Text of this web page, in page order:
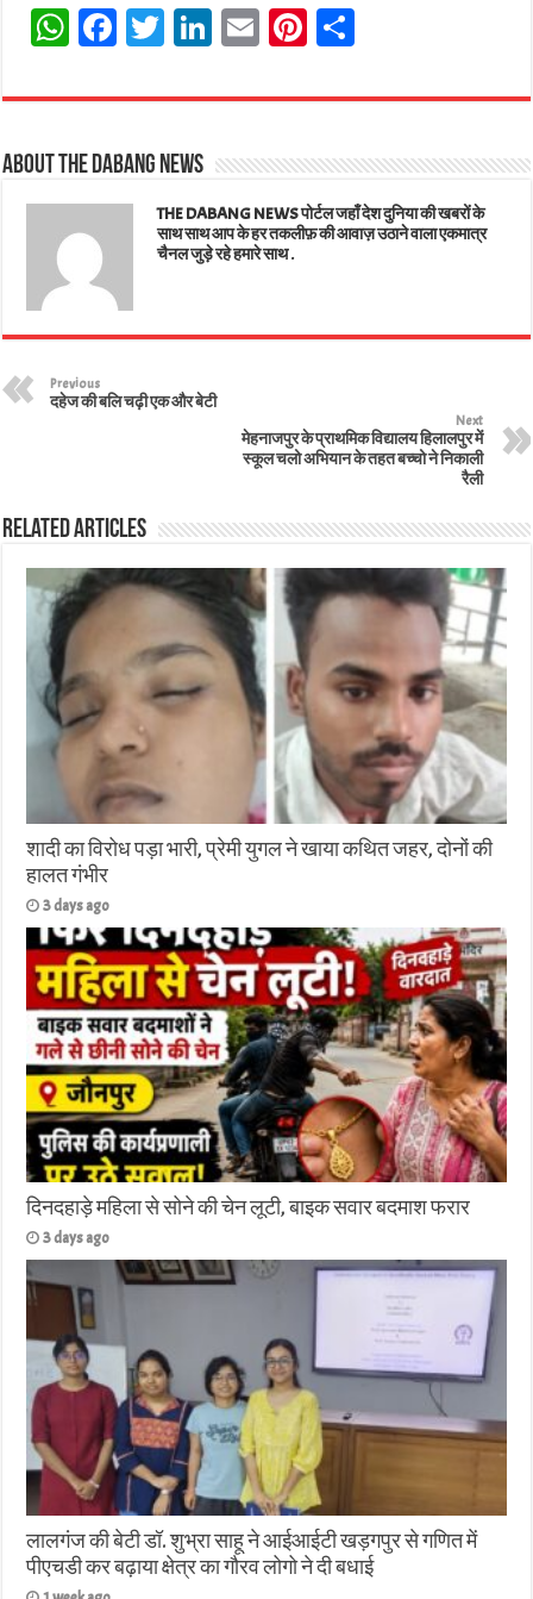
W
ts
A
pp
Fa
bo
ok
T
tt
er
Li
ed
E
ail
Pi
er
t
e
About The Dabang News
THE DABANG NEWS पोर्टल जहाँ देश दुनिया की खबरों के
साथ साथ आप के हर तकलीफ़ की आवाज़ उठाने वाला एकमात्र
चैनल जुड़े रहे हमारे साथ .
Previous
दहेज की बलि चढ़ी एक और बेटी
Next
मेहनाजपुर के प्राथमिक विद्यालय हिलालपुर में
स्कूल चलो अभियान के तहत बच्चो ने निकाली
रैली
Related Articles
शादी का विरोध पड़ा भारी, प्रेमी युगल ने खाया कथित जहर, दोनों की
हालत गंभीर
3 days ago
दिनदहाड़े महिला से सोने की चेन लूटी, बाइक सवार बदमाश फरार
3 days ago
लालगंज की बेटी डॉ. शुभ्रा साहू ने आईआईटी खड़गपुर से गणित में
पीएचडी कर बढ़ाया क्षेत्र का गौरव लोगो ने दी बधाई